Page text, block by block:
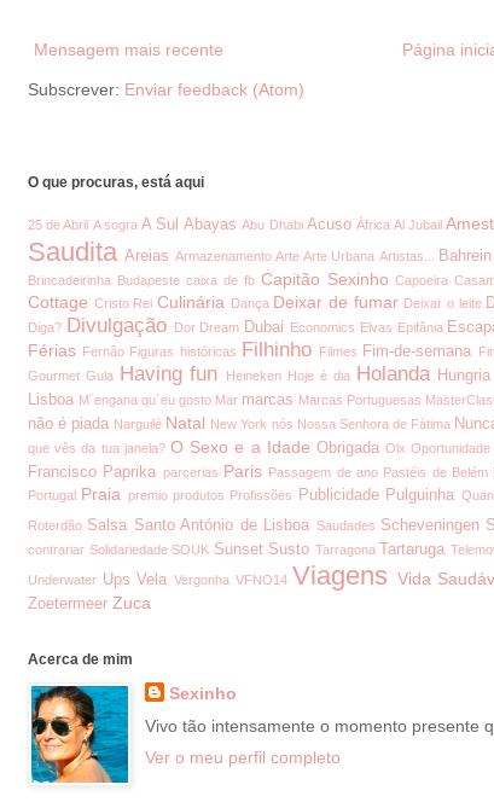
Mensagem mais recente Página
Subscrever: Enviar feedback (Atom)
O que procuras, está aqui
25 de Abril A sogra A Sul Abayas Abu Dhabi Acuso África Al Jubail
Saudita Areias Armazenamento Arte Arte Urbana Artistas... Bahrein
Brincadeirinha Budapeste caixa de fb Capitão Sexinho Capoeira
Cottage Cristo Rei Culinária Dança Deixar de fumar Deixar o leite
Diga? Divulgação Dor Dream Dubai Economics Elvas Epifânia
Férias Fernão Figuras históricas Filhinho Filmes Fim-de-semana
Gourmet Gula Having fun Heineken Hoje é dia Holanda Hungria
Lisboa M´engana qu´eu gosto Mar marcas Marcas Portuguesas
não é piada Narguilé Natal New York nós Nossa Senhora de Fátima
que vês da tua janela? O Sexo e a Idade Obrigada Olx Oportunidade
Francisco Paprika parcerias Paris Passagem de ano Pastéis de Belém
Portugal Praia premio produtos Profissões Publicidade Pulguinha
Roterdão Salsa Santo António de Lisboa Saudades Scheveningen
contrariar Solidariedade SOUK Sunset Susto Tarragona Tartaruga
Underwater Ups Vela Vergonha VFNO14 Viagens Vida
Zoetermeer Zuca
Acerca de mim
Sexinho
Vivo tão intensamente o momento presente
Ver o meu perfil completo